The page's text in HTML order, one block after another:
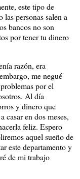
este tipo de
personas salen a
bancos no son
por tener tu dinero
razón, era
me negué
por el
Al día
y dinero que
casar en dos meses,
feliz. Espero
aquel sueño de
este departamento y
de mi trabajo